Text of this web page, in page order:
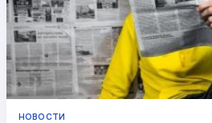
НОВОСТИ